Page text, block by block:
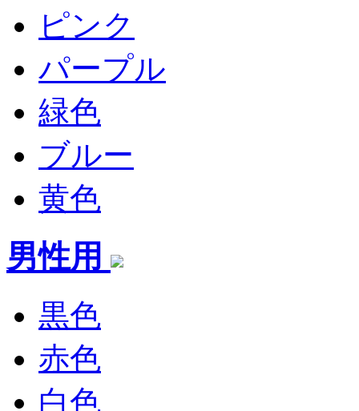
ピンク
パープル
緑色
ブルー
黄色
男性用
黒色
赤色
白色